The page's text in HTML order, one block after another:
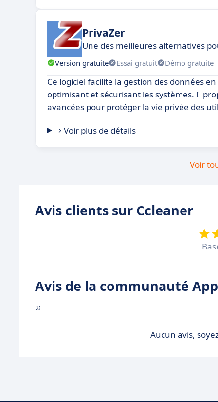
PrivaZer
Une des meilleures alternatives
Version gratuite Essai gratuit Démo gratuite
Ce logiciel facilite la gestion des données
optimisant et sécurisant les systèmes. Il
avancées pour protéger la vie privée des
Voir plus de détails
Voir
Avis clients sur Ccleaner
Avis de la communauté
Aucun avis,